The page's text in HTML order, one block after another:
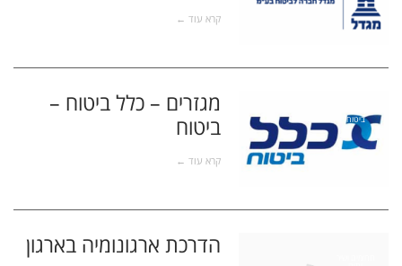
קרא עוד ←
ביטוח
מגזרים – כלל ביטוח –
ביטוח
קרא עוד ←
הדרכת ארגונומיה בארגון